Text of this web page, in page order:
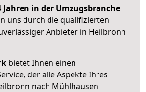
Jahren in der Umzugsbranche
uns durch die qualifizierten
Anbieter in Heilbronn
bietet Ihnen einen
der alle Aspekte Ihres
nach Mühlhausen